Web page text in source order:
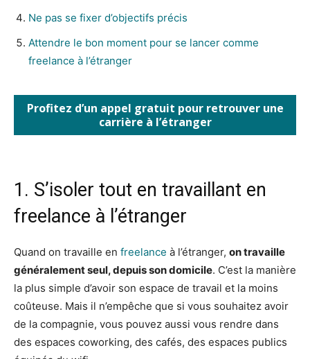
Ne pas se fixer d’objectifs précis
Attendre le bon moment pour se lancer comme
freelance à l’étranger
Profitez d’un appel gratuit pour retrouver une
carrière à l’étranger
1. S’isoler tout en travaillant en
freelance à l’étranger
Quand on travaille en freelance à l’étranger, on travaille
généralement seul, depuis son domicile. C’est la manière
la plus simple d’avoir son espace de travail et la moins
coûteuse. Mais il n’empêche que si vous souhaitez avoir
de la compagnie, vous pouvez aussi vous rendre dans
des espaces coworking, des cafés, des espaces publics